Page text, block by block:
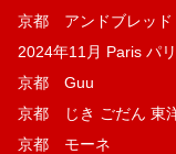
京都 アンドブレッド
2024年11月 Paris パリ
京都 Guu
京都 じき ごだん 東
京都 モーネ